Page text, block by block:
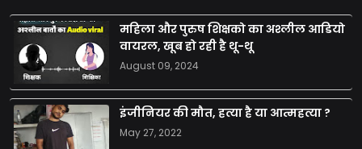
महिला और पुरुष शिक्षको का अश्लील आडियो
वायरल, खूब हो रही है थू-थू
August 09, 2024
इंजीनियर की मौत, हत्या है या आत्महत्या ?
May 27, 2022